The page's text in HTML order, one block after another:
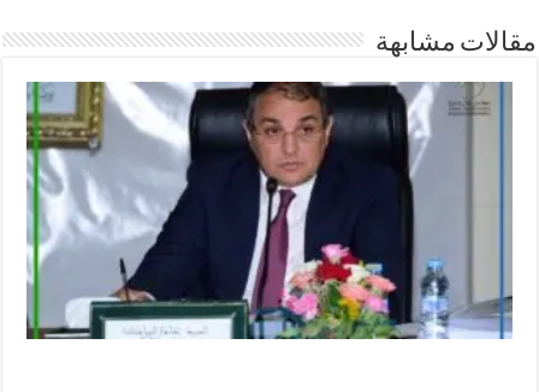
مقالات مشابهة